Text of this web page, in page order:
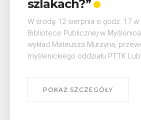
W ostatni weekend wakacji, czyli
Myślenicach odbędzie się piąta
Myślimira. Wydarzenie
Muzeum Niepodległości w
się na ...
POKAŻ SZCZEGÓŁY